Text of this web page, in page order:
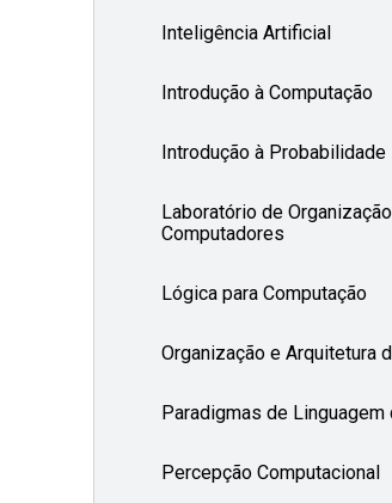
Inteligência Artificial
Introdução à Computação
Introdução à Probabilidade
Laboratório de
Computadores
Lógica para Computação
Organização e Arquitetura
Paradigmas de
Percepção Computacional